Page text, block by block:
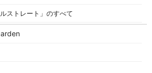
ストレート」のすべて